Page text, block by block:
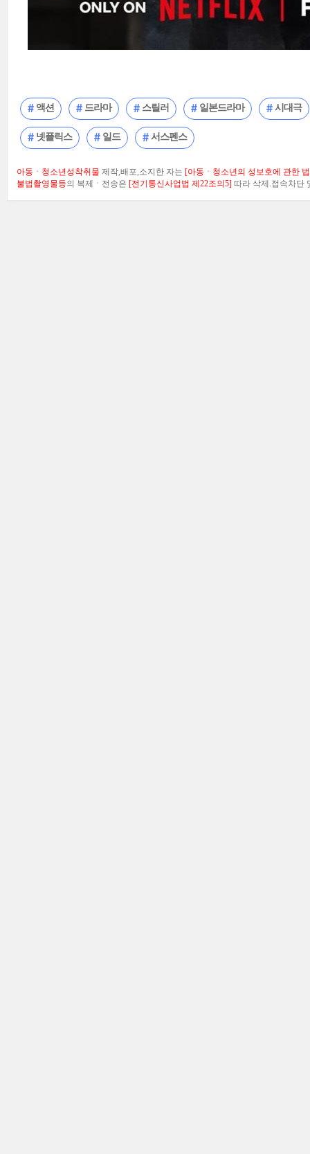
액션 드라마 스릴러 일본드라마 시대극
넷플릭스 일드 서스펜스
아동ㆍ청소년성착취물 제작,배포,소지한 자는 [아동ㆍ청소년의 성보호에 관한
불법촬영물등의 복제ㆍ전송은 [전기통신사업법 제22조의5] 따라 삭제.접속차단